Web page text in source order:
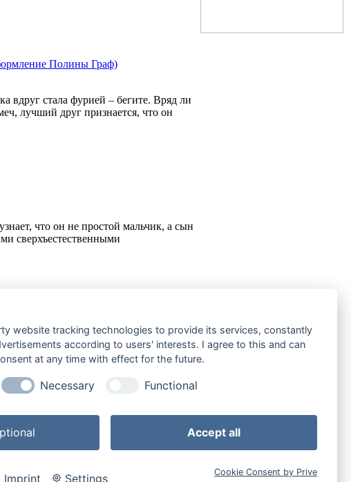
Полины Граф)
вдруг стала фурией – бегите. Вряд ли
лучший друг признается, что он
что он не простой мальчик, а сын
сверхъестественными
не поймут, что это такое. Они не
сирен… Те, кому не повезло
4162 позиций)
website tracking technologies to provide its services, constantly
according to users' interests. I agree to this and can
at any time with effect for the future.
Necessary Functional
Accept all
Imprint Settings Cookie Consent by Prive